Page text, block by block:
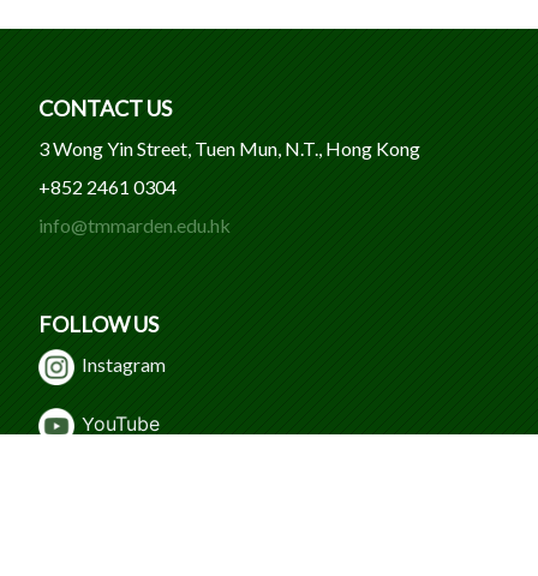
CONTACT US
3 Wong Yin Street, Tuen Mun, N.T., Hong Kong
+852 2461 0304
info@tmmarden.edu.hk
FOLLOW US
Instagram
YouTube